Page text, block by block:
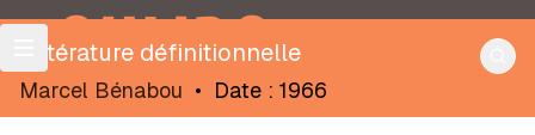
OULIPO
Littérature définitionnelle
Marcel Bénabou • Date : 1966